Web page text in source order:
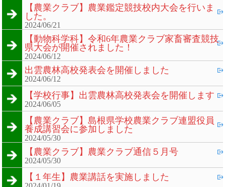
【農業クラブ】農業鑑定競技校内大会を行いま
した。
2024/06/21
【動物科学科】令和6年農業クラブ家畜審査競技
県大会が開催されました！
2024/06/12
出雲農林高校発表会を開催しました
2024/06/12
【学校行事】出雲農林高校発表会を開催します
2024/06/05
【農業クラブ】島根県学校農業クラブ連盟役員
養成講習会に参加しました
2024/05/30
【農業クラブ】農業クラブ通信５月号
2024/05/30
【１年生】農業講話を実施しました